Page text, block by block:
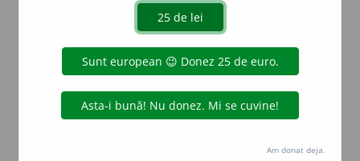
info
Aceste definiții sunt compilate de
echipa dexonline. Definițiile
originale se află pe filadefiniții.
preferințe
Am donat deja.